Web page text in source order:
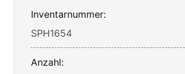
Inventarnummer:
SPH1654
Anzahl: